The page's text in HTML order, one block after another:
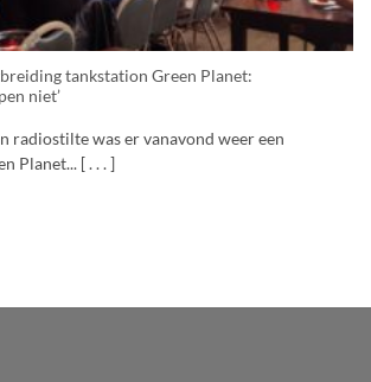
tankstation Green Planet:
niet’
radiostilte was er vanavond weer een
Planet... [ . . . ]